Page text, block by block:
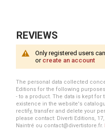
REVIEWS
Only registered users
or create an account
The personal data collected
Editions for the following
- to a product. The data is kept
existence in the website's
rectify, transfer and delete your
please contact: Diverti Editions,
Naintré ou contact@divertistore.fr.